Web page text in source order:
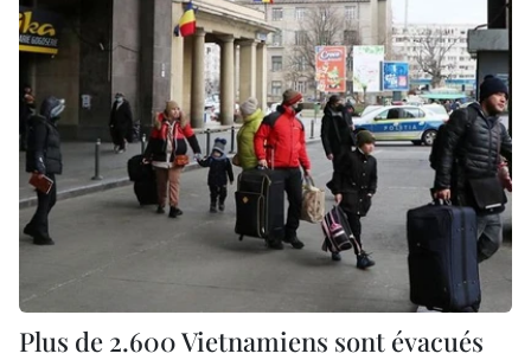
Plus de 2.600 Vietnamiens sont évacués